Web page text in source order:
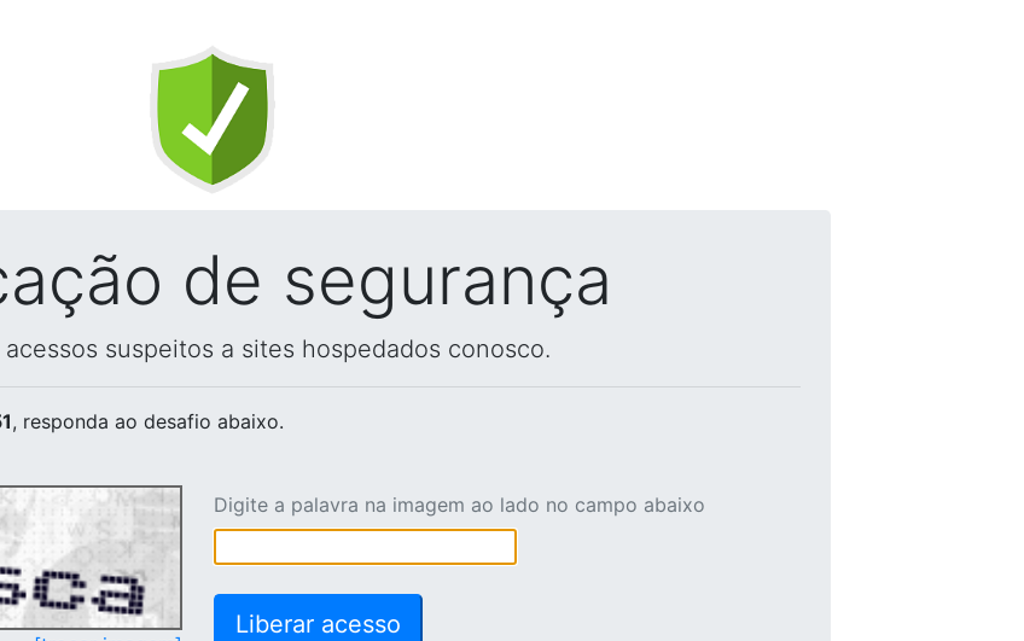
de segurança
suspeitos a sites hospedados conosco.
, responda ao desafio abaixo.
Digite a palavra na imagem ao lado no campo abaixo